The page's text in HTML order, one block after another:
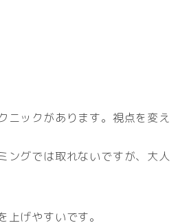
ニックがあります。視点を変え
ングでは取れないですが、大人
げやすいです。